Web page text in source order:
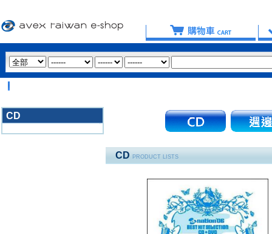
CD
CD PRODUCT LISTS